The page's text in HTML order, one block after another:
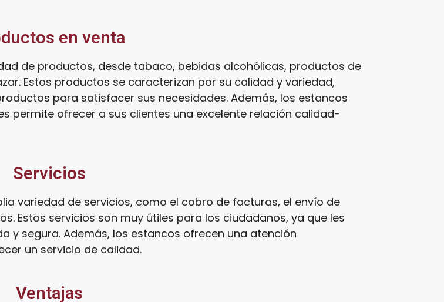
en venta
de productos, desde tabaco, bebidas alcohólicas, productos de
Estos productos se caracterizan por su calidad y variedad,
para satisfacer sus necesidades. Además, los estancos
permite ofrecer a sus clientes una excelente relación calidad-
Servicios
variedad de servicios, como el cobro de facturas, el envío de
Estos servicios son muy útiles para los ciudadanos, ya que les
y segura. Además, los estancos ofrecen una atención
un servicio de calidad.
Ventajas